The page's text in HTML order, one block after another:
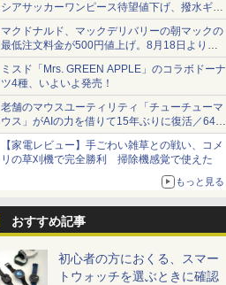
シアサッカーワンピース待望値下げ、撥水ギア
ショーツは1990円に
マクドナルド、マックデリバリーの朝マックの
最低注文料金が500円値上げ。8月18日より
1,500円から受付
ミスド「Mrs. GREEN APPLE」のコラボドーナ
ツ4種、いよいよ発売！
老舗のマウスユーティリティ「チューチューマ
ウス」がAIの力を借りて15年ぶりに復活／64bit
化、Windows 10/11、「Chrome」も走り回
る。復活記念で2026年末まで500円
【家電レビュー】手ごわい雑草との戦い、コメ
リの草刈機で完全勝利 掃除機感覚で使えた
もっと見る
おすすめ記事
初心者の方におくる、スマー
トウォッチを選ぶときに確認